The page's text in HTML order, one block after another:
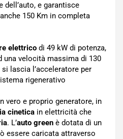
e garantisce
150 Km in completa
elettrico di 49 kW di potenza,
una velocità massima di 130
lascia l’acceleratore per
rigenerativo
vero e proprio generatore, in
cinetica in elettricità che
. L’auto green è dotata di un
essere caricata attraverso